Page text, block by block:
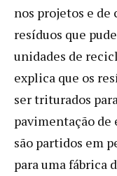
nos projetos e
resíduos que
unidades de
explica que os
ser triturados
pavimentação de
são partidos em
para uma fábrica